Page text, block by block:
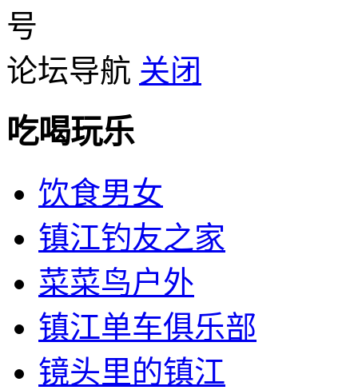
号
论坛导航 关闭
吃喝玩乐
饮食男女
镇江钓友之家
菜菜鸟户外
镇江单车俱乐部
镜头里的镇江